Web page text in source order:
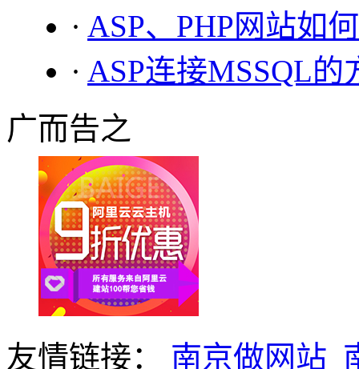
· ASP、PHP网站如
· ASP连接MSSQL
广而告之
友情链接： 南京做网站